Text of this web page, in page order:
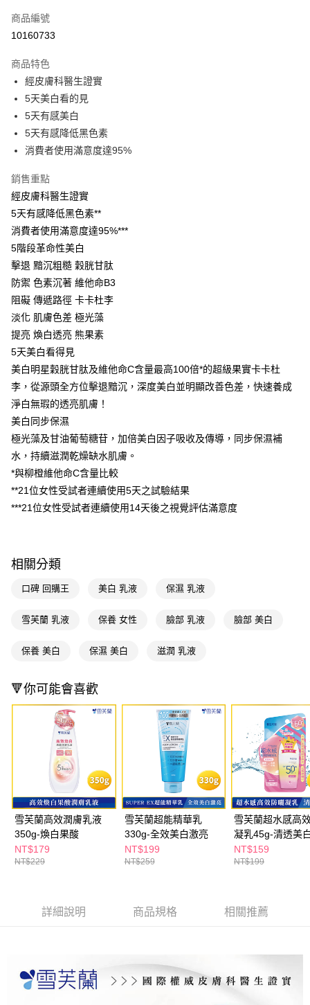
信用卡一次付款
LINE Pay
Apple Pay
街口支付
悠遊付
Google Pay
【關於「AFTEE先享後付」】
AFTEE先享後付是「在收到商品之後才付款」的支付方式。 讓您購物簡單
便利好安心！
１．簡單：不需註冊會員、不需綁卡、不需儲值。
２．便利：只要手機號碼，簡訊認證，即可結帳。
３．安心：先確認商品／服務後，再付款。
１．於結帳方式選擇「AFTEE先享後付」後，將跳轉至「AFTEE先享後付」
結帳頁面，進行簡訊認證並確認金額後，即可完成結帳。
２．訂單成立數日內，您將收到繳費通知簡訊。
３．收到繳費通知簡訊後14天內，點擊此簡訊中的連結，可透過四大超商／
ATM／網路銀行／等多元方式進行付款，方視為交易完成。
※ 請注意：結帳手續完成當下不需立刻繳費，但若您需要取消訂單，請聯絡
後付繳納相關費用。
※ 交易是否成功請以「AFTEE先享後付 」之結帳頁面顯示為準，若有關於
是否繳費成功／繳費後需取消欲退款等相關疑問，請聯繫「AFTEE先享後付
客戶支援中心」https://netprotections.freshdesk.com/support/home
【注意事項】
易，需依本服務之必要範圍內提供個人資料，並將交易相關給付款項請求債
３．未成年的使用者請事先徵得法定代理人或監護人之同意方可使用
任。
請求用戶進行身份認證。
恩沛科技股份有限公司將有權停止該用戶之使用額度並採取法律行動。
即享券
運送方式
全家取貨付款
每筆NT$65，滿NT$390(含以上)免運費
付款後全家取貨
每筆NT$65，滿NT$390(含以上)免運費
萊爾富取貨付款
付款後萊爾富取貨
每筆NT$65，滿NT$490(含以上)免運費
每筆NT$65，滿NT$490(含以上)免運費
宅配(本島)
每筆NT$100，滿NT$790(含以上)免運費
付款後寶雅門市自取(由倉庫統一出貨)
商品編號
10160733
商品特色
經皮膚科醫生證實
5天美白看的見
5天有感美白
5天有感降低黑色素
消費者使用滿意度達95%
銷售重點
經皮膚科醫生證實
5天有感降低黑色素**
消費者使用滿意度達95%***
5階段革命性美白
擊退 黯沉粗糙 穀胱甘肽
防禦 色素沉著 維他命B3
阻礙 傳遞路徑 卡卡杜李
淡化 肌膚色差 極光藻
提亮 煥白透亮 熊果素
5天美白看得見
美白明星穀胱甘肽及維他命C含量最高100倍*的超級果實卡卡杜
李，從源頭全方位擊退黯沉，深度美白並明顯改善色差，快速養成
淨白無瑕的透亮肌膚！
美白同步保濕
極光藻及甘油葡萄糖苷，加倍美白因子吸收及傳導，同步保濕補
水，持續滋潤乾燥缺水肌膚。
*與柳橙維他命C含量比較
**21位女性受試者連續使用5天之試驗結果
***21位女性受試者連續使用14天後之視覺評估滿意度
相關分類
口碑 回購王 美白 乳液 保濕 乳液
雪芙蘭 乳液 保養 女性 臉部 乳液 臉部 美白
保養 美白 保濕 美白 滋潤 乳液
🔻你可能會喜歡
雪芙蘭高效潤膚乳液
350g-煥白果酸
NT$179
NT$229
雪芙蘭超能精華乳
330g-全效美白激亮
NT$199
NT$259
雪芙蘭超水感高
凝乳45g-清透美
NT$159
NT$199
詳細說明 商品規格 相關推薦